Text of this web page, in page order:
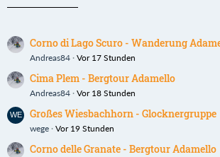
Corno di Lago Scuro - Wanderung
Andreas84 Vor 17 Stunden
Cima Plem - Bergtour Adamello
Andreas84 Vor 18 Stunden
Großes Wiesbachhorn - Glocknergruppe
wege Vor 19 Stunden
Corno delle Granate - Bergtour Adamello